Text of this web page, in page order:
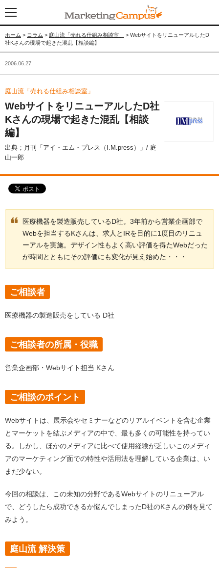
ホーム > コラム > 庭山流「売れる仕組み相談室」
> WebサイトをリニューアルしたD
社Kさんの現場で起きた混乱【相談編】
2006.06.27
庭山流「売れる仕組み相談室」
WebサイトをリニューアルしたD社
Kさんの現場で起きた混乱【相談
編】
出典；月刊「アイ・エム・プレス（I.M.press）」/ 庭
山一郎
医療機器を製造販売しているD社。3年前から営業企画部で
Webを担当するKさんは、求人とIRを目的に1度目のリニュ
ーアルを実施。デザイン性もよく高い評価を得たWebだった
が時間とともにその評価にも変化が見え始めた・・・
ご相談者
医療機器の製造販売をしている D社
ご相談者の所属・役職
営業企画部・Webサイト担当 Kさん
ご相談のポイント
Webサイトは、展示会やセミナーなどのリアルイベントを含む企業
とマーケットを結ぶメディアの中で、最も多くの可能性を持ってい
る。しかし、ほかのメディアに比べて使用経験が乏しいこのメディ
アのマーケティング面での特性や活用法を理解している企業は、い
まだ少ない。
今回の相談は、この未知の分野であるWebサイトのリニューアル
で、どうしたら成功できるか悩んでしまったD社のKさんの例を見て
みよう。
庭山流 解決策